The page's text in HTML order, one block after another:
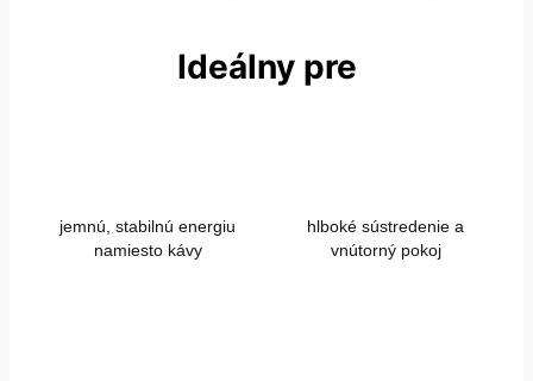
Ideálny pre
jemnú, stabilnú energiu
namiesto kávy
hlboké sústredenie a
vnútorný pokoj